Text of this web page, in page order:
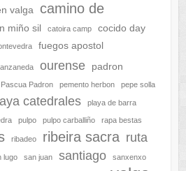
valga
camino de
miño sil catoira camp
cocido day
fuegos apostol
ourense padron
Pascua Padron pemento herbon pepe solla
catedrales playa de barra
pulpo pulpo carballiño rapa bestas
ribadeo ribeira sacra ruta
lugo san juan santiago sanxenxo